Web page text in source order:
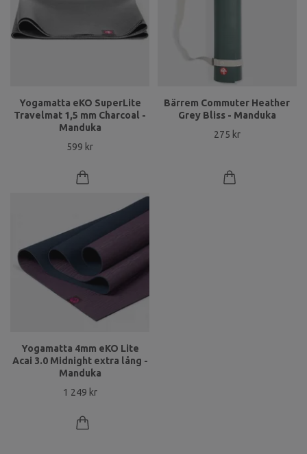
Yogamatta eKO SuperLite
Travelmat 1,5 mm Charcoal -
Manduka
599 kr
Bärrem Commuter Heather
Grey Bliss - Manduka
275 kr
Yogamatta 4mm eKO Lite
Acai 3.0 Midnight extra lång -
Manduka
1 249 kr